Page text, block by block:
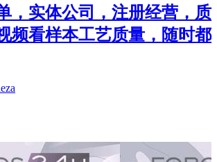
，实体公司，注册经营，质
频看样本工艺质量，随时都